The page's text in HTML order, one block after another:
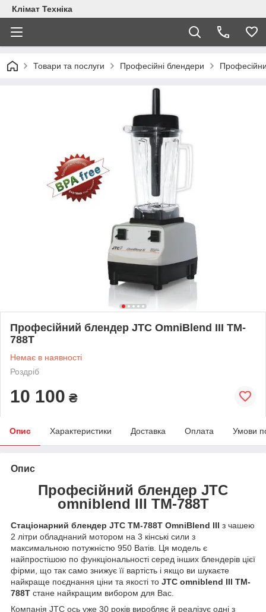
Клімат Техніка
Товари та послуги Професійні блендери
Професійний блендер JTC OmniBlend III TM-
788T
Немає в наявності
Роздріб
10 100 ₴
Опис Характеристики Доставка Оплата Умови
Опис
Професійний блендер JTC
omniblend III TM-788T
Стаціонарний блендер JTC TM-788T OmniBlend III з чашею
2 літри обладнаний мотором на 3 кінські сили з
максимальною потужністю 950 Ватів. Ця модель є
найпростішою по функціональності серед інших блендерів цієї
фірми, що так само знижує її вартість і якщо ви шукаєте
найкраще поєднання ціни та якості то JTC omniblend III TM-
788T стане найкращим вибором для Вас.
Компанія JTC ось уже 30 років виробляє й реалізує одні з